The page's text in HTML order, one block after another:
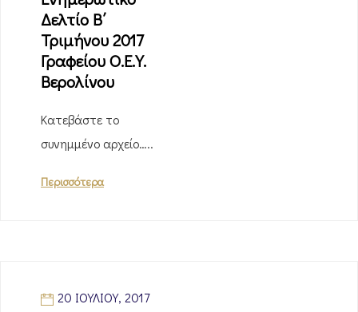
Δελτίο B΄
Τριμήνου 2017
Γραφείου Ο.Ε.Υ.
Βερολίνου
Κατεβάστε το
συνημμένο αρχείο…..
Περισσότερα
20 ΙΟΥΛΊΟΥ, 2017